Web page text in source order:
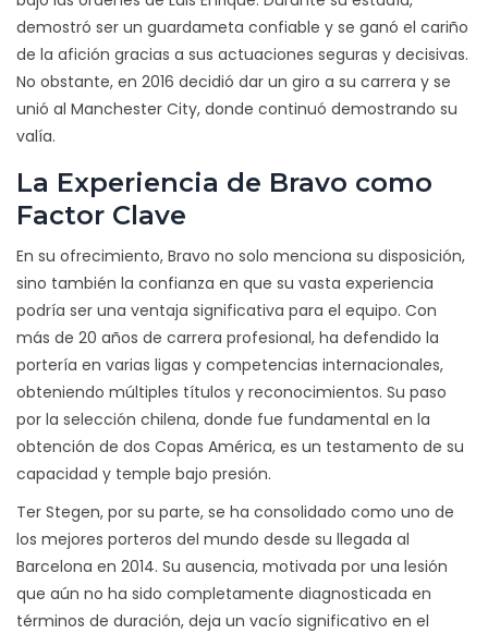
demostró ser un guardameta confiable y se ganó el cariño
de la afición gracias a sus actuaciones seguras y decisivas.
No obstante, en 2016 decidió dar un giro a su carrera y se
unió al Manchester City, donde continuó demostrando su
valía.
La Experiencia de Bravo como
Factor Clave
En su ofrecimiento, Bravo no solo menciona su disposición,
sino también la confianza en que su vasta experiencia
podría ser una ventaja significativa para el equipo. Con
más de 20 años de carrera profesional, ha defendido la
portería en varias ligas y competencias internacionales,
obteniendo múltiples títulos y reconocimientos. Su paso
por la selección chilena, donde fue fundamental en la
obtención de dos Copas América, es un testamento de su
capacidad y temple bajo presión.
Ter Stegen, por su parte, se ha consolidado como uno de
los mejores porteros del mundo desde su llegada al
Barcelona en 2014. Su ausencia, motivada por una lesión
que aún no ha sido completamente diagnosticada en
términos de duración, deja un vacío significativo en el